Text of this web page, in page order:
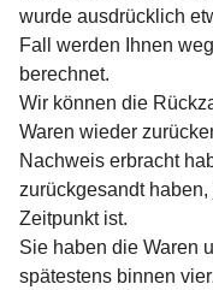
wurde ausdrücklich
Fall werden Ihnen
berechnet.
Wir können die
Waren wieder
Nachweis erbracht
zurückgesandt
Zeitpunkt ist.
Sie haben die Waren
spätestens binnen